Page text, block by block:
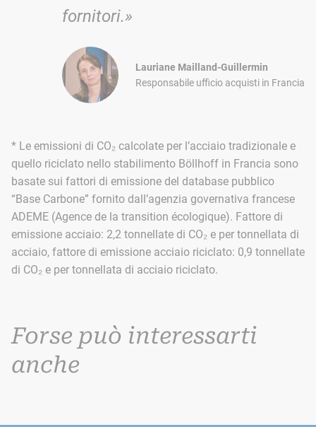
fornitori.»
Lauriane Mailland-Guillermin
Responsabile ufficio acquisti in Francia
* Le emissioni di CO₂ calcolate per l’acciaio tradizionale e
quello riciclato nello stabilimento Böllhoff in Francia sono
basate sui fattori di emissione del database pubblico
“Base Carbone” fornito dall’agenzia governativa francese
ADEME (Agence de la transition écologique). Fattore di
emissione acciaio: 2,2 tonnellate di CO₂ e per tonnellata di
acciaio, fattore di emissione acciaio riciclato: 0,9 tonnellate
di CO₂ e per tonnellata di acciaio riciclato.
Forse può interessarti
anche